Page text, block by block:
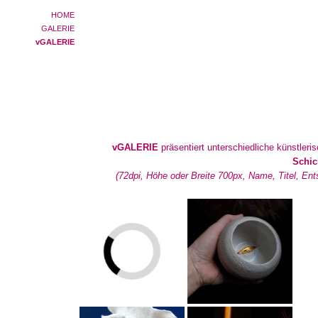
HOME
GALERIE
vGALERIE
vGALERIE präsentiert unterschiedliche
(72dpi, Höhe oder Breite 700px, Name, Titel,